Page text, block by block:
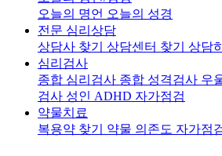
오늘의 명언 오늘의 성경
전문 심리상담
상담사 찾기 상담센터 찾기 상담
심리검사
종합 심리검사 종합 성격검사 우
검사 성인 ADHD 자가점검
약물치료
복용약 찾기 약물 의존도 자가점